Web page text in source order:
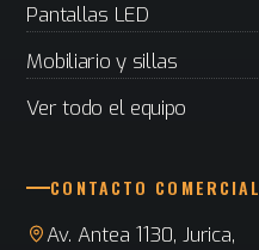
Pantallas LED
Mobiliario y sillas
Ver todo el equipo
CONTACTO COMERCIAL
Av. Antea 1130, Jurica,